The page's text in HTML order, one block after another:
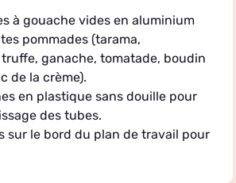
à gouache vides en aluminium
pommades (tarama,
ganache, tomatade, boudin
de la crème).
en plastique sans douille pour
des tubes.
sur le bord du plan de travail pour